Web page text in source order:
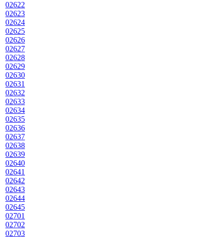
02622
02623
02624
02625
02626
02627
02628
02629
02630
02631
02632
02633
02634
02635
02636
02637
02638
02639
02640
02641
02642
02643
02644
02645
02701
02702
02703